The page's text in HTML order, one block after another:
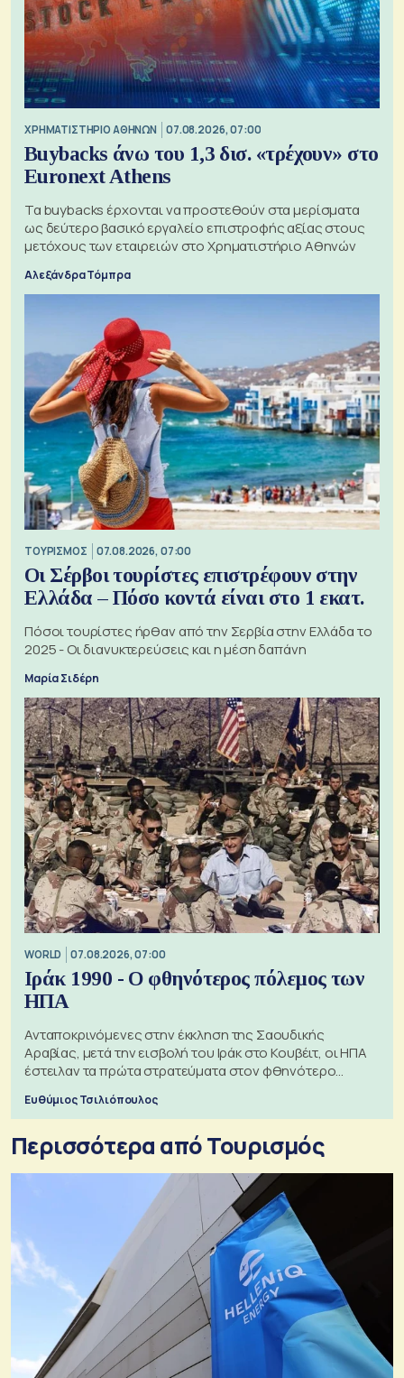
XΡΗΜΑΤΙΣΤΗΡΙΟ ΑΘΗΝΩΝ 07.08.2026, 07:00
Buybacks άνω του 1,3 δισ. «τρέχουν» στο
Euronext Athens
Τα buybacks έρχονται να προστεθούν στα μερίσματα
ως δεύτερο βασικό εργαλείο επιστροφής αξίας στους
μετόχους των εταιρειών στο Χρηματιστήριο Αθηνών
Αλεξάνδρα Τόμπρα
ΤΟΥΡΙΣΜΟΣ 07.08.2026, 07:00
Οι Σέρβοι τουρίστες επιστρέφουν στην
Ελλάδα – Πόσο κοντά είναι στο 1 εκατ.
Πόσοι τουρίστες ήρθαν από την Σερβία στην Ελλάδα το
2025 - Οι διανυκτερεύσεις και η μέση δαπάνη
Μαρία Σιδέρη
WORLD 07.08.2026, 07:00
Ιράκ 1990 - Ο φθηνότερος πόλεμος των
ΗΠΑ
Ανταποκρινόμενες στην έκκληση της Σαουδικής
Αραβίας, μετά την εισβολή του Ιράκ στο Κουβέιτ, οι ΗΠΑ
έστειλαν τα πρώτα στρατεύματα στον φθηνότερο
Ευθύμιος Τσιλιόπουλος
Περισσότερα από Τουρισμός